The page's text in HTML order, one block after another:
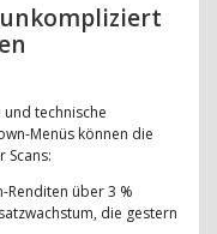
unkompliziert
technische
Menüs können die
Scans:
Renditen über 3 %
die gestern